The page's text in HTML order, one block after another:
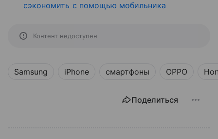
сэкономить с помощью мобильника
Контент недоступен
Samsung iPhone смартфоны OPPO
Поделиться